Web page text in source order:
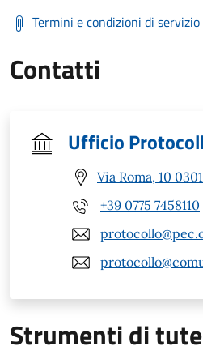
Termini e condizioni di servizio
Contatti
Ufficio
Via Roma, 10
+39 0775 7458110
Strumenti di